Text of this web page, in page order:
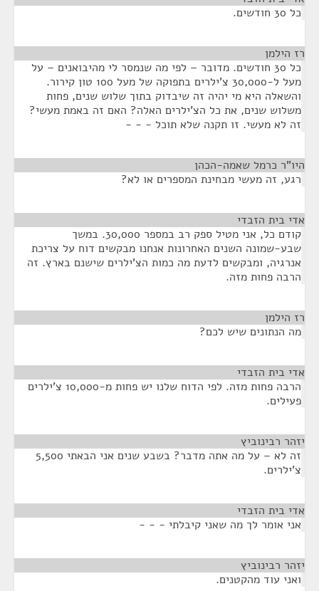
כל 30 חודשים.
רז הילמן
כל 30 חודשים. מדובר – לפי מה שנמסר לי מהיבואנים – על
מעל ל-30,000 צ'ילרים בתפוקה של מעל 100 טון קירור.
והשאלה היא מי יהיה זה שיבדוק בתוך שלוש שנים, פחות
משלוש שנים, את כל הצ'ילרים האלה? האם זה באמת מעשי?
זה לא מעשי. זו תקנה שלא תוכל - - -
היו"ר כרמל שאמה-הכהן
רגע, זה מעשי מבחינת המספרים או לא?
אדי בית הזבדי
קודם כל, אני מטיל ספק רב במספר 30,000. במשך
שבע-שמונה השנים האחרונות אנחנו מבקשים דוח על צריכת
אנרגיה, ומבקשים לדעת מה כמות הצ'ילרים שישנם בארץ. זה
הרבה פחות מזה.
רז הילמן
מה הנתונים שיש לכם?
אדי בית הזבדי
הרבה פחות מזה. לפי הדוח שלנו יש פחות מ-10,000 צ'ילרים
פעילים.
יזהר רבינוביץ
זה לא – על מה אתה מדבר? בשבע שנים אני הבאתי 5,500
צ'ילרים.
אדי בית הזבדי
אני אומר לך מה שאני קיבלתי - - -
יזהר רבינוביץ
ואני עוד מהקטנים.